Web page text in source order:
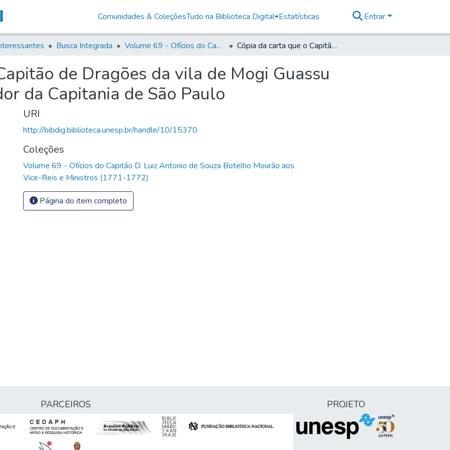
Comunidades & ColeçõesTudo na Biblioteca Digital Estatísticas Entrar
Busca Integrada Volume 69 - Ofícios do Capitão D. Luiz Antonio de Souza Botelho Mourão aos Vice-Reis e Ministros (1771-1772) Cópia da carta que o Capitão de Dragões da vila de Mogi Guassu escreveu ao Governador da Capitania de São Paulo
de Dragões da vila de Mogi Guassu
da Capitania de São Paulo
URI
http://bibdig.biblioteca.unesp.br/handle/10/15370
Coleções
Volume 69 - Ofícios do Capitão D. Luiz Antonio de Souza Botelho Mourão aos
Vice-Reis e Ministros (1771-1772)
Página do item completo
PARCEIROS PROJETO